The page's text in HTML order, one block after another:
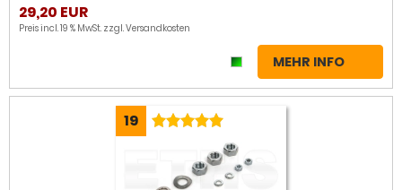
29,20 EUR
Preis incl. 19 % MwSt. zzgl.Versandkosten
MEHR INFO
19